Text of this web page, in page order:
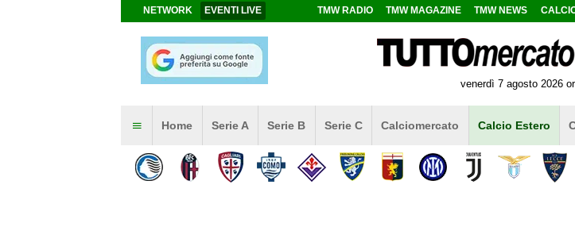
NETWORK EVENTI LIVE TMW RADIO TMW MAGAZINE TMW NEWS
venerdì 7 agosto 2026
Home Serie A Serie B Serie C Calciomercato Calcio Estero